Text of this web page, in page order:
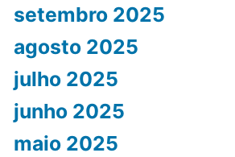
setembro 2025
agosto 2025
julho 2025
junho 2025
maio 2025